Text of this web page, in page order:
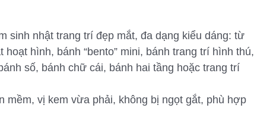
sinh nhật trang trí đẹp mắt, đa dạng kiểu dáng: từ
hình, bánh “bento” mini, bánh trang trí hình thú,
số, bánh chữ cái, bánh hai tầng hoặc trang trí
mềm, vị kem vừa phải, không bị ngọt gắt, phù hợp